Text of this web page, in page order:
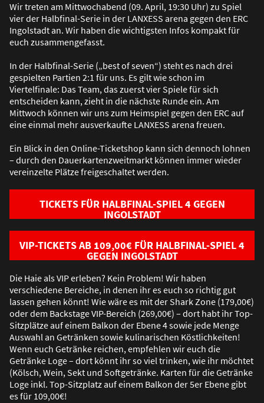
Wir treten am Mittwochabend (09. April, 19:30 Uhr) zu Spiel
vier der Halbfinal-Serie in der LANXESS arena gegen den ERC
Ingolstadt an. Wir haben die wichtigsten Infos kompakt für
euch zusammengefasst.
In der Halbfinal-Serie („best of seven“) steht es nach drei
gespielten Partien 2:1 für uns. Es gilt wie schon im
Viertelfinale: Das Team, das zuerst vier Spiele für sich
entscheiden kann, zieht in die nächste Runde ein. Am
Mittwoch können wir uns zum Heimspiel gegen den ERC auf
eine einmal mehr ausverkaufte LANXESS arena freuen.
Ein Blick in den Online-Ticketshop kann sich dennoch lohnen
– durch den Dauerkartenzweitmarkt können immer wieder
vereinzelte Plätze freigeschaltet werden.
TICKETS FÜR HALBFINAL-SPIEL 4 GEGEN
INGOLSTADT
VIP-TICKETS AB 109,00€ FÜR HALBFINAL-SPIEL 4
GEGEN INGOLSTADT
Die Haie als VIP erleben? Kein Problem! Wir haben
verschiedene Bereiche, in denen ihr es euch so richtig gut
lassen gehen könnt! Wie wäre es mit der Shark Zone (179,00€)
oder dem Backstage VIP-Bereich (269,00€) – dort habt ihr Top-
Sitzplätze auf einem Balkon der Ebene 4 sowie jede Menge
Auswahl an Getränken sowie kulinarischen Köstlichkeiten!
Wenn euch Getränke reichen, empfehlen wir euch die
Getränke Loge – dort könnt ihr so viel trinken, wie ihr möchtet
(Kölsch, Wein, Sekt und Softgetränke. Karten für die Getränke
Loge inkl. Top-Sitzplatz auf einem Balkon der 5er Ebene gibt
es für 109,00€!